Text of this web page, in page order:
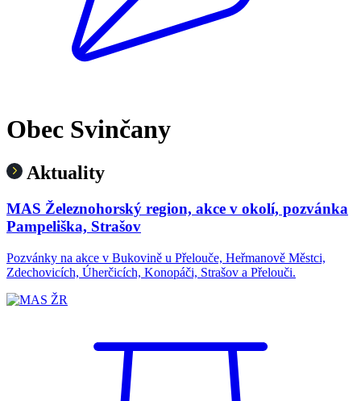
Obec Svinčany
Aktuality
MAS Železnohorský region, akce v okolí, pozvánka
Pampeliška, Strašov
Pozvánky na akce v Bukovině u Přelouče, Heřmanově Městci,
Zdechovicích, Úherčicích, Konopáči, Strašov a Přelouči.